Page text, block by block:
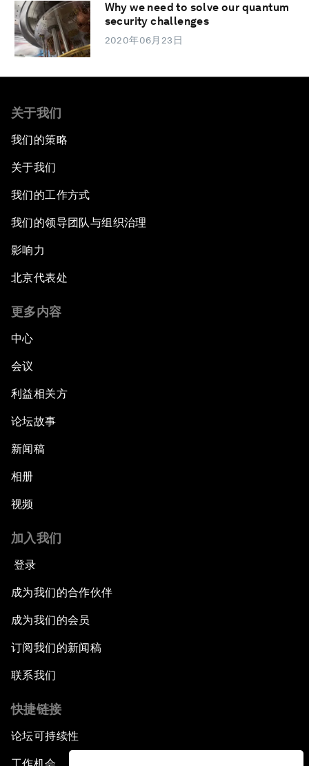
Why we need to solve our quantum
security challenges
2020年06月23日
关于我们
我们的策略
关于我们
我们的工作方式
我们的领导团队与组织治理
影响力
北京代表处
更多内容
中心
会议
利益相关方
论坛故事
新闻稿
相册
视频
加入我们
登录
成为我们的合作伙伴
成为我们的会员
订阅我们的新闻稿
联系我们
快捷链接
论坛可持续性